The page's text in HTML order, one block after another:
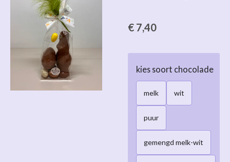
€ 7,40
kies soort chocolade
melk wit
puur
gemengd melk-wit